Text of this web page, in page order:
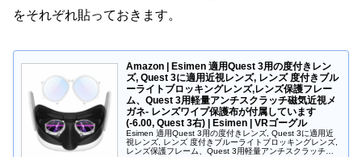
をそれぞれ貼っておきます。
Amazon | Esimen 適用Quest 3用の度付きレン
ズ, Quest 3に適用近視レンズ, レンズ 度付きブル
ーライトブロッキングレンズ,レンズ保護フレー
ム、Quest 3用軽量アンチスクラッチ磁気近視メ
ガネ- レンズワイプ保護布が付属しています
(-6.00, Quest 3右) | Esimen | VRゴーグル
Esimen 適用Quest 3用の度付きレンズ, Quest 3に適用近
視レンズ, レンズ 度付きブルーライトブロッキングレンズ,
レンズ保護フレーム、Quest 3用軽量アンチスクラッチ磁